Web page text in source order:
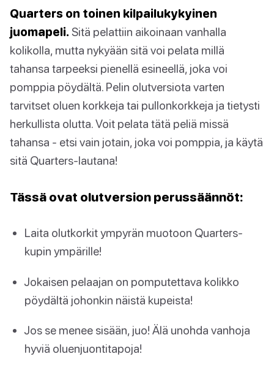
Quarters on toinen kilpailukykyinen
juomapeli. Sitä pelattiin aikoinaan vanhalla
kolikolla, mutta nykyään sitä voi pelata millä
tahansa tarpeeksi pienellä esineellä, joka voi
pomppia pöydältä. Pelin olutversiota varten
tarvitset oluen korkkeja tai pullonkorkkeja ja tietysti
herkullista olutta. Voit pelata tätä peliä missä
tahansa - etsi vain jotain, joka voi pomppia, ja käytä
sitä Quarters-lautana!
Tässä ovat olutversion perussäännöt:
Laita olutkorkit ympyrän muotoon Quarters-
kupin ympärille!
Jokaisen pelaajan on pomputettava kolikko
pöydältä johonkin näistä kupeista!
Jos se menee sisään, juo! Älä unohda vanhoja
hyviä oluenjuontitapoja!